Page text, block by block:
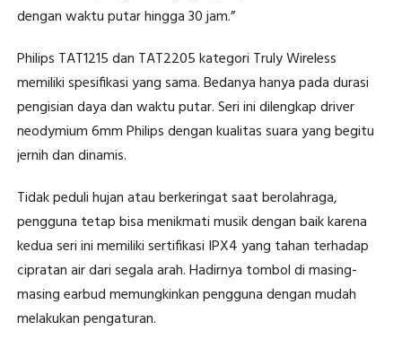
dengan waktu putar hingga 30 jam.”
Philips TAT1215 dan TAT2205 kategori Truly Wireless
memiliki spesifikasi yang sama. Bedanya hanya pada durasi
pengisian daya dan waktu putar. Seri ini dilengkap driver
neodymium 6mm Philips dengan kualitas suara yang begitu
jernih dan dinamis.
Tidak peduli hujan atau berkeringat saat berolahraga,
pengguna tetap bisa menikmati musik dengan baik karena
kedua seri ini memiliki sertifikasi IPX4 yang tahan terhadap
cipratan air dari segala arah. Hadirnya tombol di masing-
masing earbud memungkinkan pengguna dengan mudah
melakukan pengaturan.